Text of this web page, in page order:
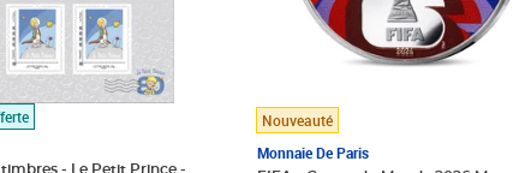
- Le Petit Prince -
Nouveauté
Monnaie De Paris